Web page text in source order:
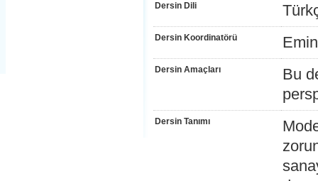
Dersin Dili
Dersin Koordinatörü
Dersin Amaçları
Bu
Dersin Tanımı